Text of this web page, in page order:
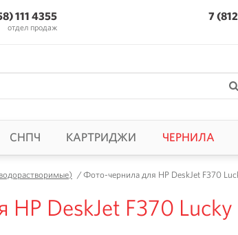
111 4355
отдел продаж
7
СНПЧ КАРТРИДЖИ ЧЕРНИЛА
/Фото-чернила для HP DeskJet F370
DeskJet F370